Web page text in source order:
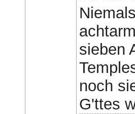
sieben
noch
G'ttes